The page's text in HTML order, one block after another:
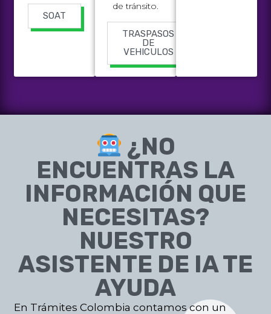
SOAT
de tránsito.
TRASPASOS
DE
VEHICULOS
¿NO
ENCUENTRAS LA
INFORMACIÓN QUE
NECESITAS?
NUESTRO
ASISTENTE DE IA TE
AYUDA
En Trámites Colombia contamos con un